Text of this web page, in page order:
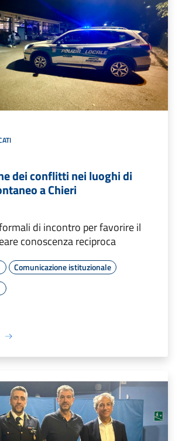
dei conflitti nei luoghi di
a Chieri
di incontro per favorire il
conoscenza reciproca
Comunicazione istituzionale